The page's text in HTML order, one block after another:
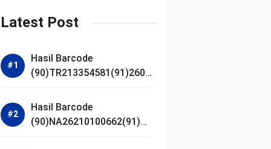
Latest Post
Hasil Barcode
(90)TR213354581(91)2607
Hasil Barcode
(90)NA26210100662(91)24